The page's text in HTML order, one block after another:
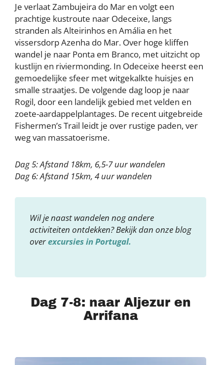
Je verlaat Zambujeira do Mar en volgt een
prachtige kustroute naar Odeceixe, langs
stranden als Alteirinhos en Amália en het
vissersdorp Azenha do Mar. Over hoge kliffen
wandel je naar Ponta em Branco, met uitzicht op
kustlijn en riviermonding. In Odeceixe heerst een
gemoedelijke sfeer met witgekalkte huisjes en
smalle straatjes. De volgende dag loop je naar
Rogil, door een landelijk gebied met velden en
zoete-aardappelplantages. De recent uitgebreide
Fishermen’s Trail leidt je over rustige paden, ver
weg van massatoerisme.
Dag 5: Afstand 18km, 6,5-7 uur wandelen
Dag 6: Afstand 15km, 4 uur wandelen
Wil je naast wandelen nog andere
activiteiten ontdekken? Bekijk dan onze blog
overexcursies in Portugal.
Dag 7-8: naar Aljezur en
Arrifana